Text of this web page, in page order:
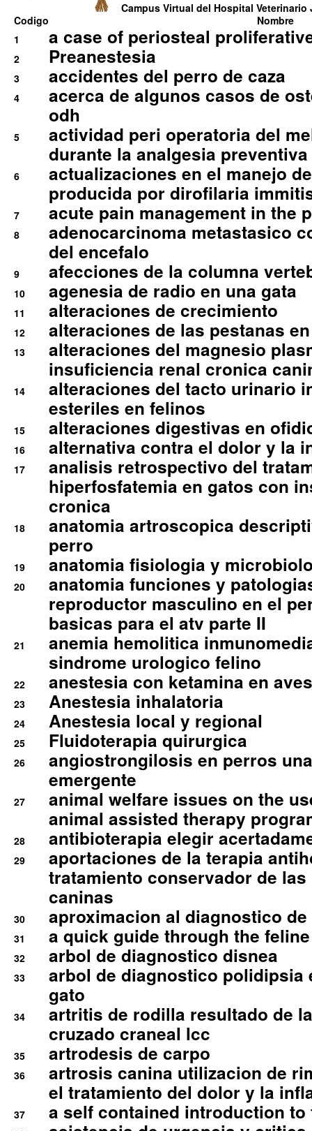
Campus Virtual del Hospital Veterinario
Codigo
Nombre
1
a case of periosteal
2 Preanestesia
3 accidentes del perro de caza
4
acerca de algunos casos de
odh
5
actividad peri operatoria del
durante la analgesia
6
actualizaciones en el manejo
producida por dirofilaria
7 acute pain management in the
8
adenocarcinoma metastasico
del encefalo
9 afecciones de la columna
10 agenesia de radio en una gata
11 alteraciones de crecimiento
12 alteraciones de las pestanas
13
alteraciones del magnesio
insuficiencia renal cronica
14
alteraciones del tacto urinario
esteriles en felinos
15 alteraciones digestivas en
16 alternativa contra el dolor y la
17
analisis retrospectivo del
hiperfosfatemia en gatos con
cronica
18
anatomia artroscopica
perro
19 anatomia fisiologia y
20
anatomia funciones y
reproductor masculino en el
basicas para el atv parte II
21
anemia hemolitica
sindrome urologico felino
22 anestesia con ketamina en
23 Anestesia inhalatoria
24 Anestesia local y regional
25 Fluidoterapia quirurgica
26
angiostrongilosis en perros
emergente
27
animal welfare issues on the
animal assisted therapy
28 antibioterapia elegir
29
aportaciones de la terapia
tratamiento conservador de
caninas
30 aproximacion al diagnostico
31 a quick guide through the
32 arbol de diagnostico disnea
33
arbol de diagnostico polidipsia
gato
34
artritis de rodilla resultado de
cruzado craneal lcc
35 artrodesis de carpo
36
artrosis canina utilizacion de
el tratamiento del dolor y la
37 a self contained introduction